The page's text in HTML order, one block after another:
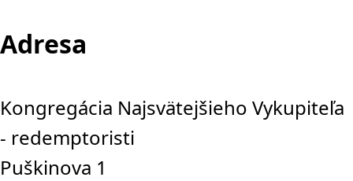
Adresa
Kongregácia Najsvätejšieho Vykupiteľa
- redemptoristi
Puškinova 1